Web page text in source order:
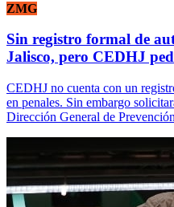
ZMG
Sin registro formal de
Jalisco, pero CEDHJ
CEDHJ no cuenta con un
en penales. Sin embargo
Dirección General de